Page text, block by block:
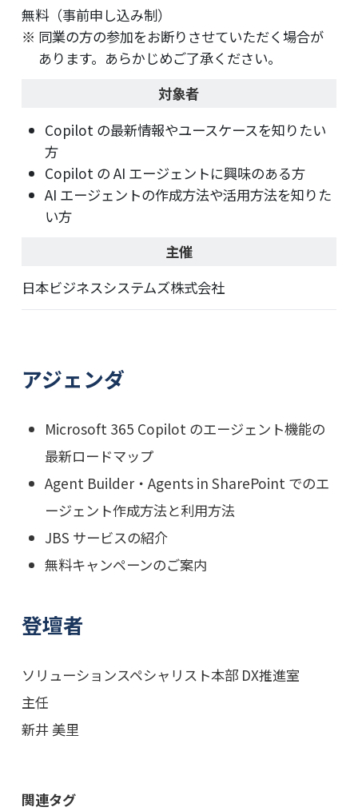
無料（事前申し込み制）
同業の方の参加をお断りさせていただく場合が
あります。あらかじめご了承ください。
対象者
Copilot の最新情報やユースケースを知りたい
方
Copilot の AI エージェントに興味のある方
AI エージェントの作成方法や活用方法を知りた
い方
主催
日本ビジネスシステムズ株式会社
アジェンダ
Microsoft 365 Copilot のエージェント機能の
最新ロードマップ
Agent Builder・Agents in SharePoint でのエ
ージェント作成方法と利用方法
JBS サービスの紹介
無料キャンペーンのご案内
登壇者
ソリューションスペシャリスト本部 DX推進室
主任
新井 美里
関連タグ